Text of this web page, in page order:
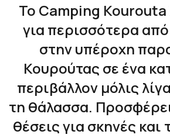
Το Camping Kourouta
για περισσότερα
στην υπέροχη
Κουρούτας σε ένα
περιβάλλον μόλις
τη θάλασσα.
θέσεις για σκηνές και